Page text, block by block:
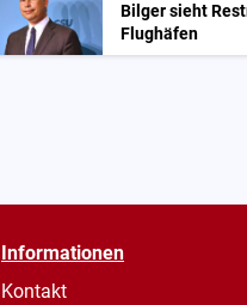
Bilger sieht
Flughäfen
Informationen
Kontakt